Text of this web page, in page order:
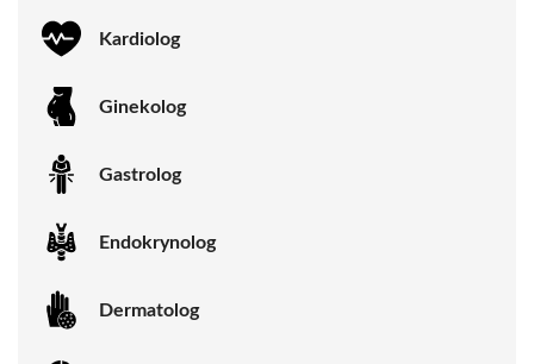
Kardiolog
Ginekolog
Gastrolog
Endokrynolog
Dermatolog